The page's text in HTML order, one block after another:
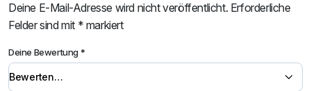
Deine E-Mail-Adresse wird nicht veröffentlicht. Erforderliche
Felder sind mit * markiert
Deine Bewertung*